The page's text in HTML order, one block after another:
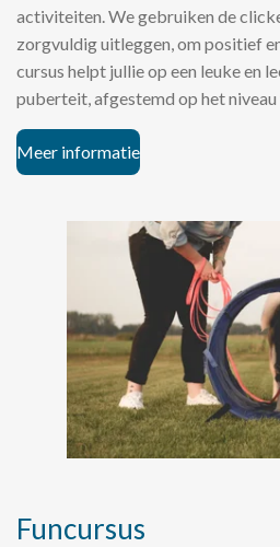
activiteiten. We gebruiken de
zorgvuldig uitleggen, om positief
cursus helpt jullie op een leuke en
puberteit, afgestemd op het niveau
Meer informatie
Funcursus